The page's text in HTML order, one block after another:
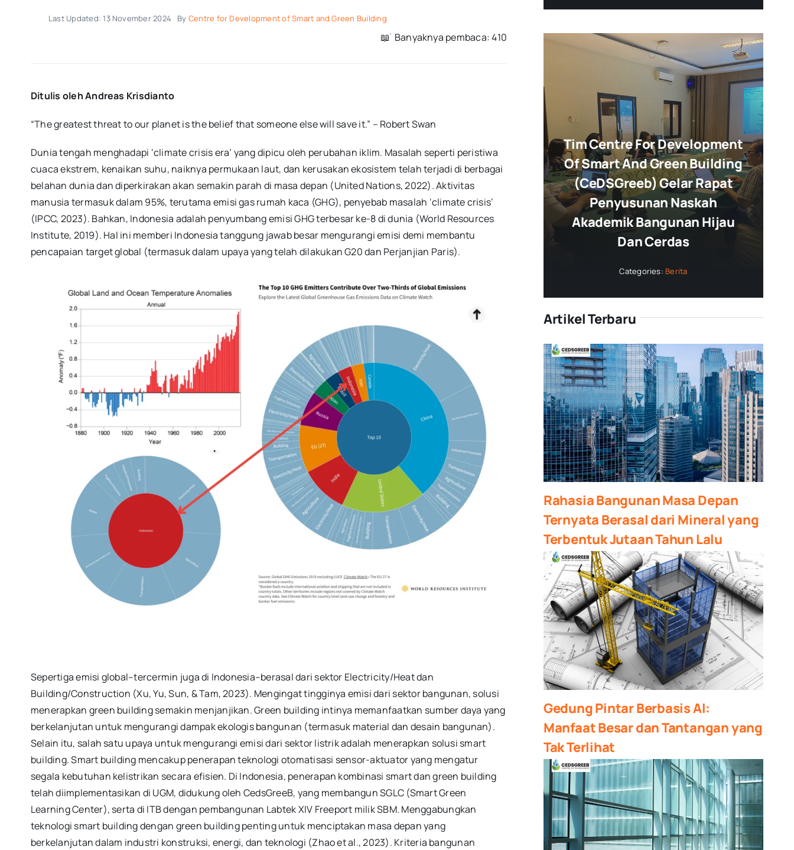
Last Updated: 13 November 2024 By Centre for Development of Smart and Green Building
📖 ࣪ Banyaknya pembaca: 410
Ditulis oleh Andreas Krisdianto
“The greatest threat to our planet is the belief that someone else will save it.” – Robert Swan
Dunia tengah menghadapi ‘climate crisis era’ yang dipicu oleh perubahan iklim. Masalah seperti peristiwa
cuaca ekstrem, kenaikan suhu, naiknya permukaan laut, dan kerusakan ekosistem telah terjadi di berbagai
belahan dunia dan diperkirakan akan semakin parah di masa depan (United Nations, 2022). Aktivitas
manusia termasuk dalam 95%, terutama emisi gas rumah kaca (GHG), penyebab masalah ‘climate crisis’
(IPCC, 2023). Bahkan, Indonesia adalah penyumbang emisi GHG terbesar ke-8 di dunia (World Resources
Institute, 2019). Hal ini memberi Indonesia tanggung jawab besar mengurangi emisi demi membantu
pencapaian target global (termasuk dalam upaya yang telah dilakukan G20 dan Perjanjian Paris).
Sepertiga emisi global–tercermin juga di Indonesia–berasal dari sektor Electricity/Heat dan
Building/Construction (Xu, Yu, Sun, & Tam, 2023). Mengingat tingginya emisi dari sektor bangunan, solusi
menerapkan green building semakin menjanjikan. Green building intinya memanfaatkan sumber daya yang
berkelanjutan untuk mengurangi dampak ekologis bangunan (termasuk material dan desain bangunan).
Selain itu, salah satu upaya untuk mengurangi emisi dari sektor listrik adalah menerapkan solusi smart
building. Smart building mencakup penerapan teknologi otomatisasi sensor-aktuator yang mengatur
segala kebutuhan kelistrikan secara efisien. Di Indonesia, penerapan kombinasi smart dan green building
telah diimplementasikan di UGM, didukung oleh CedsGreeB, yang membangun SGLC (Smart Green
Learning Center), serta di ITB dengan pembangunan Labtek XIV Freeport milik SBM. Menggabungkan
teknologi smart building dengan green building penting untuk menciptakan masa depan yang
berkelanjutan dalam industri konstruksi, energi, dan teknologi (Zhao et al., 2023). Kriteria bangunan
Tim Centre For Development
Of Smart And Green Building
(CeDSGreeb) Gelar Rapat
Penyusunan Naskah
Akademik Bangunan Hijau
Dan Cerdas
Categories: Berita
Artikel Terbaru
Rahasia Bangunan Masa Depan
Ternyata Berasal dari Mineral yang
Terbentuk Jutaan Tahun Lalu
Gedung Pintar Berbasis AI:
Manfaat Besar dan Tantangan yang
Tak Terlihat